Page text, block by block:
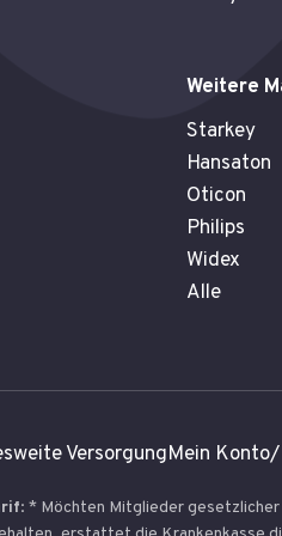
Weitere
Starkey
Hansaton
Oticon
Philips
Widex
Alle
VersorgungMein
: * Möchten Mitglieder